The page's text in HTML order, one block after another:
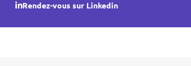
Rendez-vous sur Linkedin